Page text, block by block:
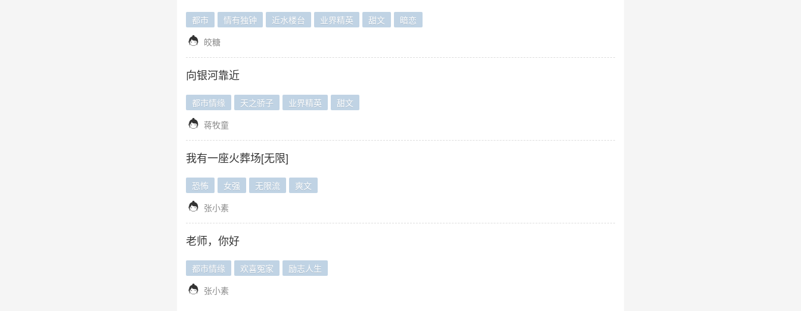
都市 情有独钟 近水楼台 业界精英 甜文 暗恋
 皎糖
向银河靠近
都市情缘 天之骄子 业界精英 甜文
 蒋牧童
我有一座火葬场[无限]
恐怖 女强 无限流 爽文
 张小素
老师，你好
都市情缘 欢喜冤家 励志人生
 张小素